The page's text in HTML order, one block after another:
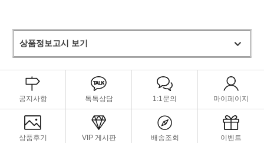
상품정보고시 보기
공지사항 톡톡상담 1:1문의 마이페이지
상품후기 VIP 게시판 배송조회 이벤트